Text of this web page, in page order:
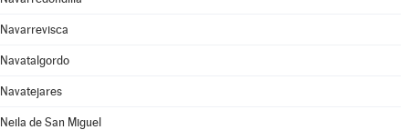
Navarrevisca
Navatalgordo
Navatejares
Neila de San Miguel